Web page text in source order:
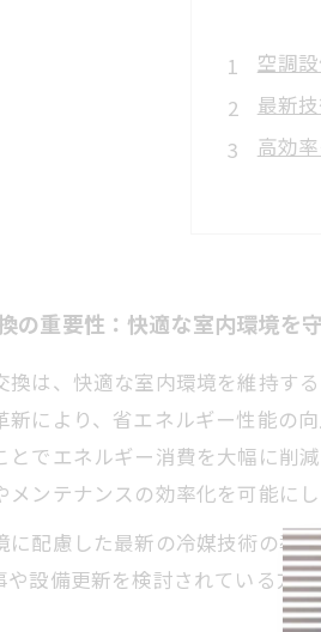
空調
最新
高効
IoT
空調
の重要性：快適な室内環境を
換は、快適な室内環境を維持す
新により、省エネルギー性能の
とでエネルギー消費を大幅に削
メンテナンスの効率化を可能に
に配慮した最新の冷媒技術の導
や設備更新を検討されている方